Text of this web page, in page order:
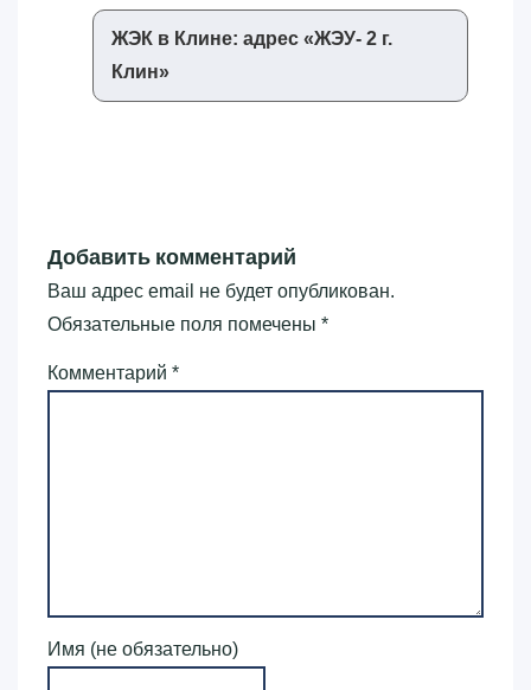
ЖЭК в Клине: адрес «‎ЖЭУ- 2 г.
Клин»‎
Добавить комментарий
Ваш адрес email не будет опубликован.
Обязательные поля помечены *
Комментарий *
Имя (не обязательно)